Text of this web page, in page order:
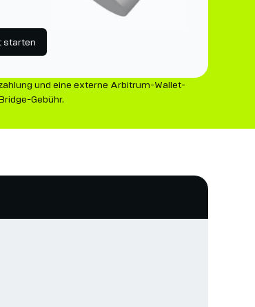
starten
und eine externe Arbitrum-Wallet-
Gebühr.